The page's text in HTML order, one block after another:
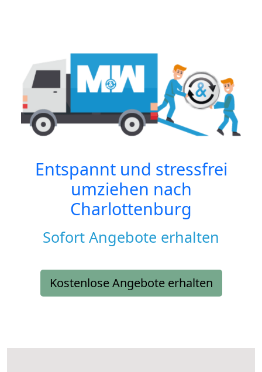
Entspannt und stressfrei
umziehen nach
Charlottenburg
Sofort Angebote erhalten
Kostenlose Angebote erhalten